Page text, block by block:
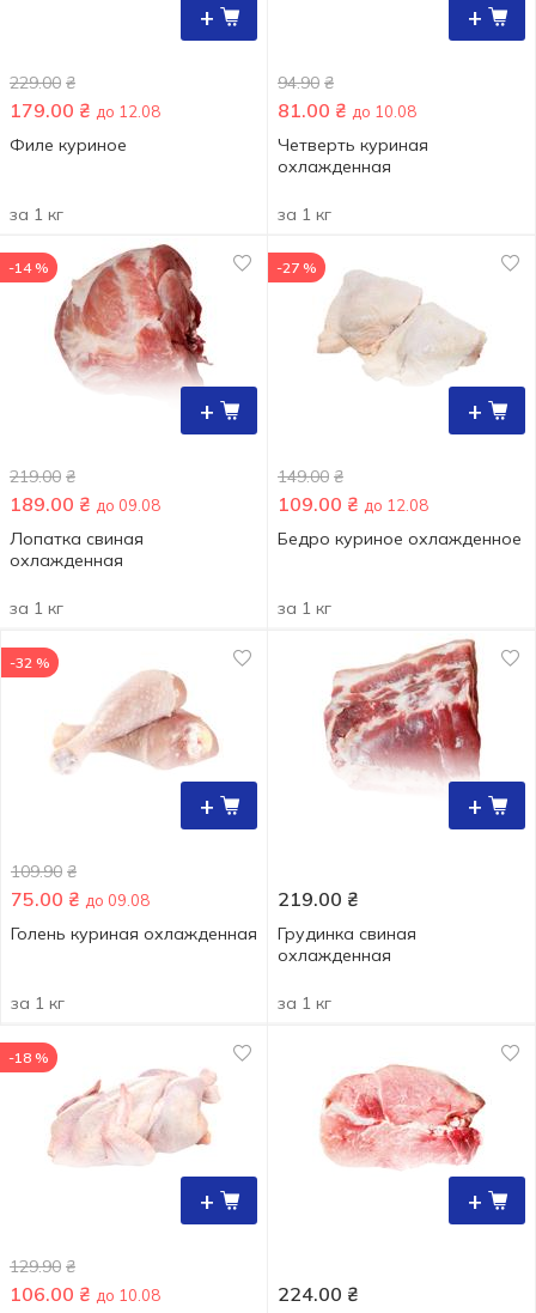
+
229.00 ₴
179.00 ₴ до 12.08
Филе куриное
за 1 кг
+
94.90 ₴
81.00 ₴ до 10.08
Четверть куриная
охлажденная
за 1 кг
+
-14 %
219.00 ₴
189.00 ₴ до 09.08
Лопатка свиная
охлажденная
за 1 кг
+
-27 %
149.00 ₴
109.00 ₴ до 12.08
Бедро куриное охлажденное
за 1 кг
+
-32 %
109.90 ₴
75.00 ₴ до 09.08
Голень куриная охлажденная
за 1 кг
+
219.00 ₴
Грудинка свиная
охлажденная
за 1 кг
+
-18 %
129.90 ₴
106.00 ₴ до 10.08
+
224.00 ₴